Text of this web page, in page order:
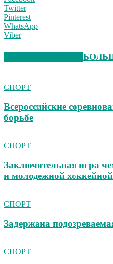
Twitter
Pinterest
WhatsApp
Viber
СПОРТ
Всероссийские
борьбе
СПОРТ
Заключительная игра
и молодежной
СПОРТ
Задержана
СПОРТ